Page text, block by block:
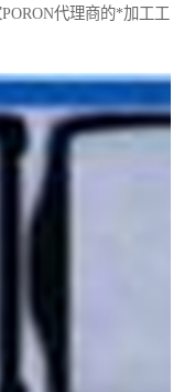
代理商的*加工工